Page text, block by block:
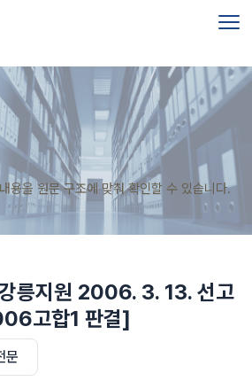
용을 원문 구조에 맞춰 확인할 수 있습니다.
릉지원 2006. 3. 13. 선고
고합1 판결]
문